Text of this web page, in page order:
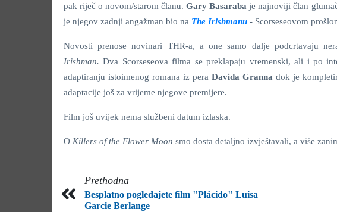
pak riječ o novom/starom članu.Gary Basarabaje najnoviji član
je njegov zadnji angažman bio na The Irishmanu - Scorseseovom
Novosti prenose novinari THR-a, a one samo dalje podcrtavaju
Irishman.Dva Scorseseova filma se preklapaju vremenski, ali i po
adaptiranju istoimenog romana iz pera Davida Granna dok je
adaptacije još za vrijeme njegove premijere.
Film još uvijek nema službeni datum izlaska.
O Killers of the Flower Moon smo dosta detaljno izvještavali, a više
Prethodna
Besplatno pogledajete film "Plácido" Luisa
Garcie Berlange